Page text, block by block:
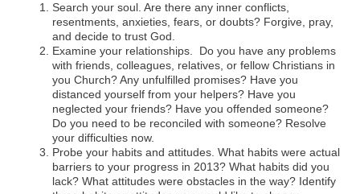
Search your soul. Are there any inner conflicts,
resentments, anxieties, fears, or doubts? Forgive, pray,
and decide to trust God.
Examine your relationships. Do you have any problems
with friends, colleagues, relatives, or fellow Christians in
you Church? Any unfulfilled promises? Have you
distanced yourself from your helpers? Have you
neglected your friends? Have you offended someone?
Do you need to be reconciled with someone? Resolve
your difficulties now.
Probe your habits and attitudes. What habits were actual
barriers to your progress in 2013? What habits did you
lack? What attitudes were obstacles in the way? Identify